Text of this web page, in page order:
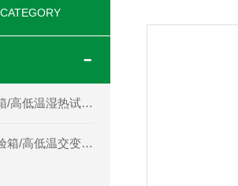
低温恒温恒湿试验箱/高低温湿热试验箱
可程式恒温恒湿试验箱/高低温交变湿热试验箱